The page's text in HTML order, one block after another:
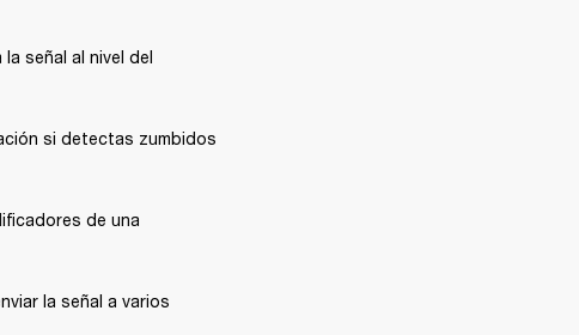
señal al nivel del
si detectas zumbidos
de una
la señal a varios